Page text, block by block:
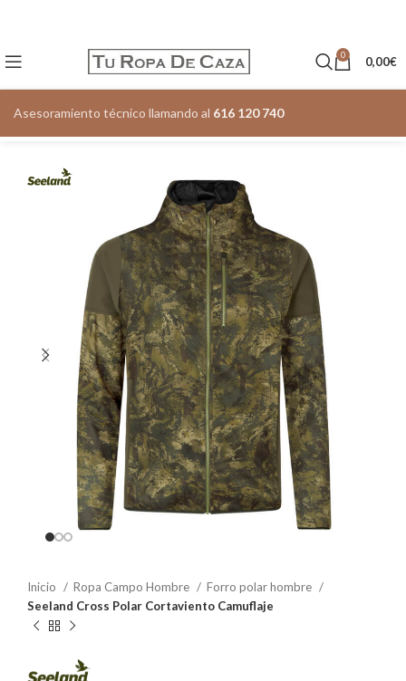
0 0,00€
Asesoramiento técnico llamando al 616 120 740
Inicio Ropa Campo Hombre
Forro polar hombre
Seeland Cross Polar Cortaviento Camuflaje